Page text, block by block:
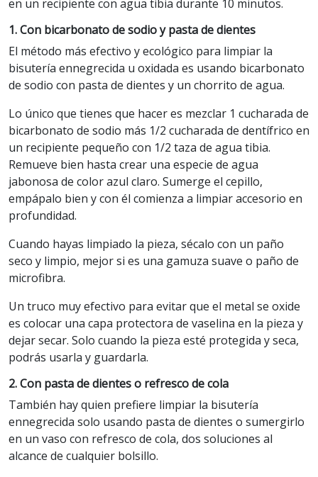
en un recipiente con agua tibia durante 10 minutos.
1. Con bicarbonato de sodio y pasta de dientes
El método más efectivo y ecológico para limpiar la
bisutería ennegrecida u oxidada es usando bicarbonato
de sodio con pasta de dientes y un chorrito de agua.
Lo único que tienes que hacer es mezclar 1 cucharada de
bicarbonato de sodio más 1/2 cucharada de dentífrico en
un recipiente pequeño con 1/2 taza de agua tibia.
Remueve bien hasta crear una especie de agua
jabonosa de color azul claro. Sumerge el cepillo,
empápalo bien y con él comienza a limpiar accesorio en
profundidad.
Cuando hayas limpiado la pieza, sécalo con un paño
seco y limpio, mejor si es una gamuza suave o paño de
microfibra.
Un truco muy efectivo para evitar que el metal se oxide
es colocar una capa protectora de vaselina en la pieza y
dejar secar. Solo cuando la pieza esté protegida y seca,
podrás usarla y guardarla.
2. Con pasta de dientes o refresco de cola
También hay quien prefiere limpiar la bisutería
ennegrecida solo usando pasta de dientes o sumergirlo
en un vaso con refresco de cola, dos soluciones al
alcance de cualquier bolsillo.